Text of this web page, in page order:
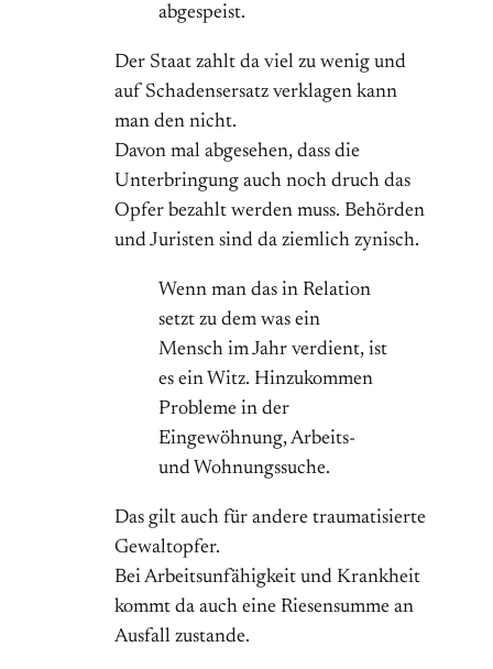
abgespeist.
Der Staat zahlt da viel zu wenig und
auf Schadensersatz verklagen kann
man den nicht.
Davon mal abgesehen, dass die
Unterbringung auch noch druch das
Opfer bezahlt werden muss. Behörden
und Juristen sind da ziemlich zynisch.
Wenn man das in Relation
setzt zu dem was ein
Mensch im Jahr verdient, ist
es ein Witz. Hinzukommen
Probleme in der
Eingewöhnung, Arbeits-
und Wohnungssuche.
Das gilt auch für andere traumatisierte
Gewaltopfer.
Bei Arbeitsunfähigkeit und Krankheit
kommt da auch eine Riesensumme an
Ausfall zustande.